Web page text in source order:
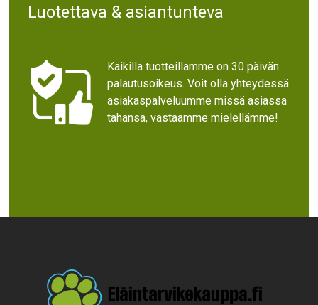
Luotettava & asiantunteva
Kaikilla tuotteillamme on 30 päivän
palautusoikeus. Voit olla yhteydessä
asiakaspalveluumme missä asiassa
tahansa, vastaamme mielellämme!